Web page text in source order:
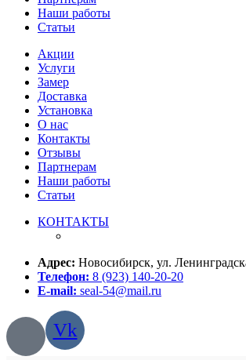
Наши работы
Статьи
Акции
Услуги
Замер
Доставка
Установка
О нас
Контакты
Отзывы
Партнерам
Наши работы
Статьи
КОНТАКТЫ
Адрес: Новосибирск, ул.
Телефон: 8 (923) 140-20-20
E-mail: seal-54@mail.ru
Vk